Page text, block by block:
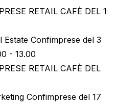
RETAIL CAFÈ DEL 1
Estate Confimprese del 3
- 13.00
RETAIL CAFÈ DEL
Confimprese del 17